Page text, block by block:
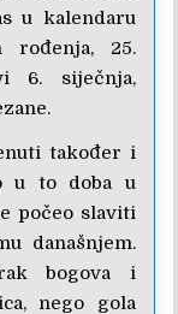
u kalendaru
rođenja, 25.
6. siječnja,
također i
u to doba u
počeo slaviti
današnjem.
bogova i
nego gola